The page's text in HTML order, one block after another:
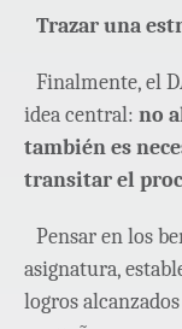
Trazar una
Finalmente, el
idea central: no
también es
transitar el
Pensar en los
asignatura,
logros